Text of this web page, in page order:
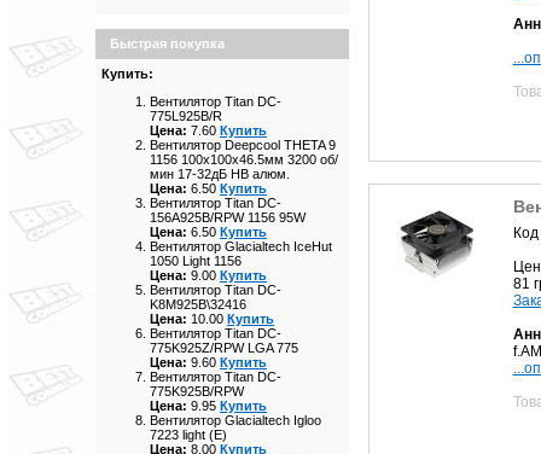
Быстрая покупка
Купить:
Вентилятор Titan DC-
775L925B/R
Цена: 7.60 Купить
Вентилятор Deepcool THETA 9
1156 100x100x46.5мм 3200 об/
мин 17-32дБ HB алюм.
Цена: 6.50 Купить
Вентилятор Titan DC-
156A925B/RPW 1156 95W
Цена: 6.50 Купить
Вентилятор Glacialtech IceHut
1050 Light 1156
Цена: 9.00 Купить
Вентилятор Titan DC-
K8M925B\32416
Цена: 10.00 Купить
Вентилятор Titan DC-
775K925Z/RPW LGA 775
Цена: 9.60 Купить
Вентилятор Titan DC-
775K925B/RPW
Цена: 9.95 Купить
Вентилятор Glacialtech Igloo
7223 light (E)
Цена: 8.00 Купить
81